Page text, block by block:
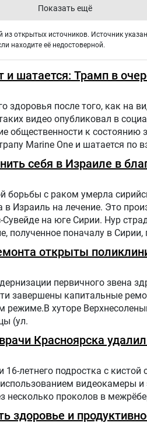
Показать ещё
из открытых источников. Источник
находите её недостоверной.
и шатается: Трамп в
после того, как на
видео опубликовал в
общественности к состоянию
Marine One и шатается по
себя в Израиле в
борьбы с раком умерла
Израиль на лечение. Это
на юге Сирии. Нур
полученное поначалу в
в «Шибу» в рамках
открыты
первичного звена
завершены капитальные
хуторе
(ул.
Красноярска
летнего подростка с кистой
видеокамеры и
несколько проколов в
здоровье и